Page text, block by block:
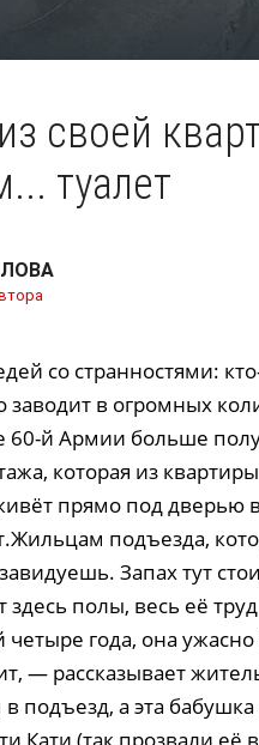
своей
туалет
со странностями:
заводит в огромных
60-й Армии больше
которая из квартиры
прямо под дверью
подъезда,
Запах тут
полы, весь её
года, она ужасно
— рассказывает
а эта бабушка
(так прозвали её